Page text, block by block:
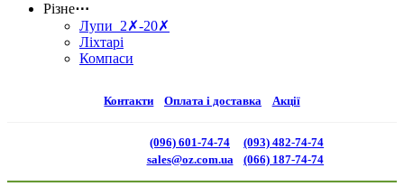
Різне⋯
Лупи 2✗-20✗
Ліхтарі
Компаси
Контакти Оплата і доставка Акції
(096) 601-74-74
sales@oz.com.ua
(093) 482-74-74
(066) 187-74-74